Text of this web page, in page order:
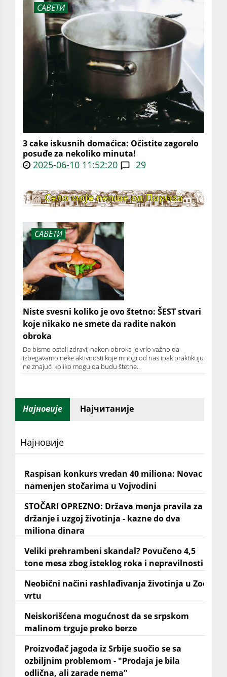
САВЕТИ
3 cake iskusnih domaćica: Očistite zagorelo
posuđe za nekoliko minuta!
2025-06-10 11:52:20 29
САВЕТИ
Niste svesni koliko je ovo štetno: ŠEST stvari
koje nikako ne smete da radite nakon
obroka
Da bismo ostali zdravi, nakon obroka je vrlo važno da
izbegavamo neke aktivnosti koje mnogi od nas ipak praktikuju
ne znajući koliko mogu da budu štetne..
Најновије Најчитаније
Најновије
Raspisan konkurs vredan 40 miliona: Novac
namenjen stočarima u Vojvodini
STOČARI OPREZNO: Država menja pravila za
držanje i uzgoj životinja - kazne do dva
miliona dinara
Veliki prehrambeni skandal? Povučeno 4,5
tone mesa zbog isteklog roka i nepravilnosti
Neobični načini rashlađivanja životinja u Zoo
vrtu
Neiskorišćena mogućnost da se srpskom
malinom trguje preko berze
Proizvođač jagoda iz Srbije suočio se sa
ozbiljnim problemom - "Prodaja je bila
odlična, ali zarade nema"